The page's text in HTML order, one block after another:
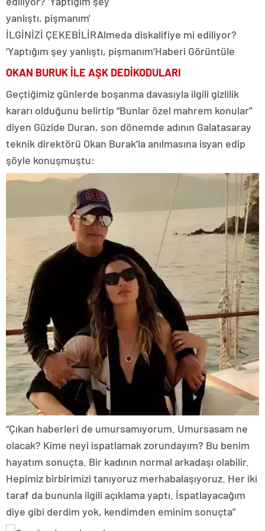
İLGİNİZİ ÇEKEBİLİRAlmeda diskalifiye mi ediliyor?
‘Yaptığım şey yanlıştı, pişmanım’Haberi Görüntüle
OKAN BURUK İLE AŞK DEDİKODULARI
Geçtiğimiz günlerde boşanma davasıyla ilgili gizlilik
kararı olduğunu belirtip “Bunlar özel mahrem konular”
diyen Güzide Duran, son dönemde adının Galatasaray
teknik direktörü Okan Burak’la anılmasına isyan edip
şöyle konuşmuştu:
“Çıkan haberleri de umursamıyorum. Umursasam ne
olacak? Kime neyi ispatlamak zorundayım? Bu benim
hayatım sonuçta. Bir kadının normal arkadaşı olabilir.
Hepimiz birbirimizi tanıyoruz merhabalaşıyoruz. Her iki
taraf da bununla ilgili açıklama yaptı. İspatlayacağım
diye gibi derdim yok, kendimden eminim sonuçta”